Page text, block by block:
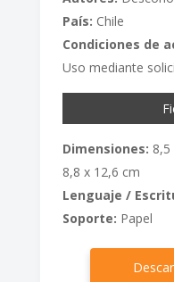
País: Chile
Condiciones de
Uso mediante
Dimensiones:
8,8 x 12,6 cm
Lenguaje /
Soporte: Papel